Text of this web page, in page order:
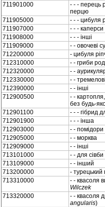
711901000
- - - перець
перцю
711905000
- - - цибуля
711907000
- - - каперси
711908000
- - - iншi
711909000
- - овочевi
712200000
- цибуля
712310000
- - гриби
712320000
- -
712330000
- -
712390000
- - iншi
712900500
- -
без будь-
712901100
- - - гiбрид
712901900
- - - iнша
712903000
- - помiдори
712905000
- - морква
712909000
- - iншi
713101000
- - для сiвби
713109000
- - iнший
713200000
- турецький
713310000
- - квасоля
Wilczek
713320000
- - квасоля
angularis)